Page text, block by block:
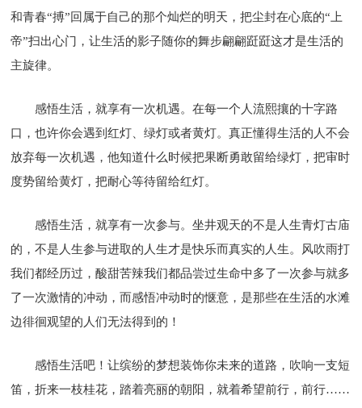
和青春“搏”回属于自己的那个灿烂的明天，把尘封在心底的“上
帝”扫出心门，让生活的影子随你的舞步翩翩跹跹这才是生活的
主旋律。
感悟生活，就享有一次机遇。在每一个人流熙攘的十字路
口，也许你会遇到红灯、绿灯或者黄灯。真正懂得生活的人不会
放弃每一次机遇，他知道什么时候把果断勇敢留给绿灯，把审时
度势留给黄灯，把耐心等待留给红灯。
感悟生活，就享有一次参与。坐井观天的不是人生青灯古庙
的，不是人生参与进取的人生才是快乐而真实的人生。风吹雨打
我们都经历过，酸甜苦辣我们都品尝过生命中多了一次参与就多
了一次激情的冲动，而感悟冲动时的惬意，是那些在生活的水滩
边徘徊观望的人们无法得到的！
感悟生活吧！让缤纷的梦想装饰你未来的道路，吹响一支短
笛，折来一枝桂花，踏着亮丽的朝阳，就着希望前行，前行……